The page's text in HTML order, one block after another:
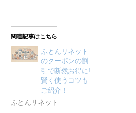
関連記事はこちら
ふとんリネット
のクーポンの割
引で断然お得に!
賢く使うコツも
ご紹介！
ふとんリネット